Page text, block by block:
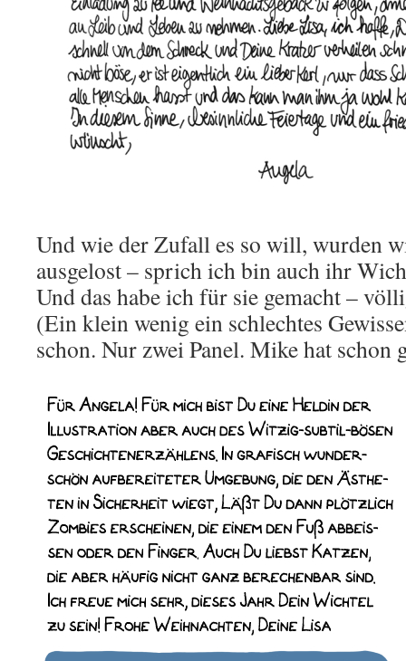
Und wie der Zufall es so will, wurden
ausgelost – sprich ich bin auch ihr
Und das habe ich für sie gemacht –
(Ein klein wenig ein schlechtes
schon. Nur zwei Panel. Mike hat